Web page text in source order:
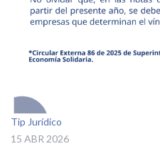
Tip Jurídico
15 ABR 2026